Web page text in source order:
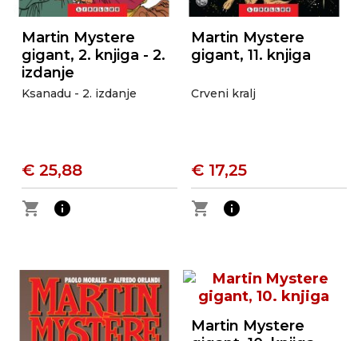
Martin Mystere
gigant, 2. knjiga - 2.
izdanje
Ksanadu - 2. izdanje
€ 25,88
shopping_cart
info
Martin Mystere
gigant, 11. knjiga
Crveni kralj
€ 17,25
shopping_cart
info
Martin Mystere